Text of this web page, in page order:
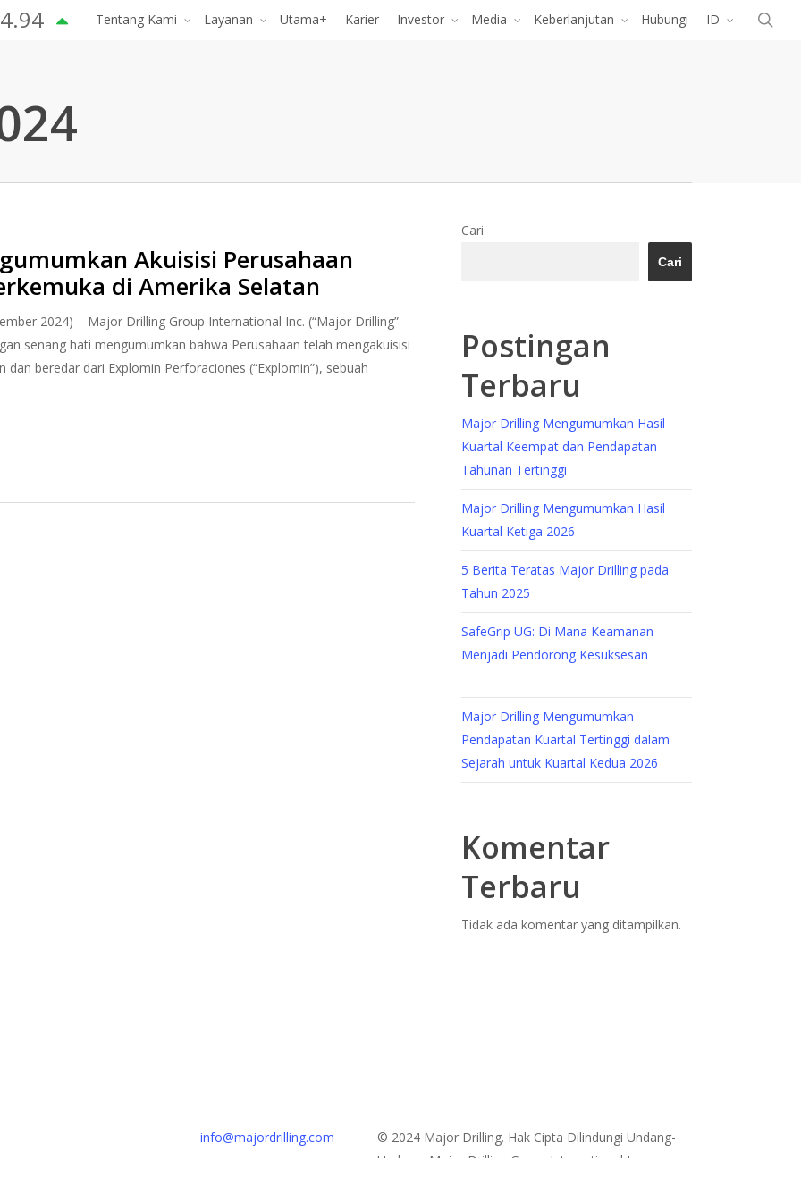
Tentang Kami Layanan Utama+ Karier Investor Media Keberlanjutan Hubungi ID
Akuisisi Perusahaan
di Amerika Selatan
2024) – Major Drilling Group International Inc. (“Major Drilling”
senang hati mengumumkan bahwa Perusahaan telah mengakuisisi
beredar dari Explomin Perforaciones (“Explomin”), sebuah
Cari
Cari
Postingan
Terbaru
Major Drilling Mengumumkan Hasil
Kuartal Keempat dan Pendapatan
Tahunan Tertinggi
Major Drilling Mengumumkan Hasil
Kuartal Ketiga 2026
5 Berita Teratas Major Drilling pada
Tahun 2025
SafeGrip UG: Di Mana Keamanan
Menjadi Pendorong Kesuksesan
Major Drilling Mengumumkan
Pendapatan Kuartal Tertinggi dalam
Sejarah untuk Kuartal Kedua 2026
Komentar
Terbaru
Tidak ada komentar yang ditampilkan.
info@majordrilling.com
© 2024 Major Drilling. Hak Cipta Dilindungi Undang-
Undang, Major Drilling Group International Inc.
Menu